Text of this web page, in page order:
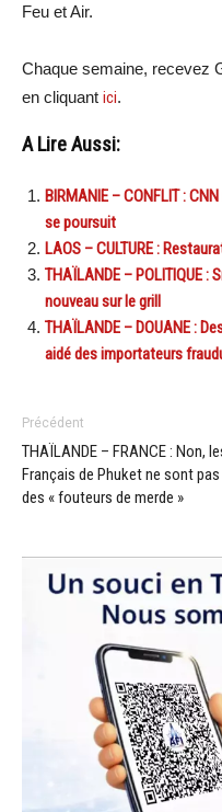
Feu et Air.
Chaque semaine, recevez
en cliquant ici.
A Lire Aussi:
BIRMANIE – CONFLIT :
se poursuit
LAOS – CULTURE :
THAÏLANDE – POLITIQUE
nouveau sur le grill
THAÏLANDE – DOUANE :
aidé des importateurs
Précédent
THAÏLANDE – FRANCE : Non,
Français de Phuket ne sont pas
des « fouteurs de merde »